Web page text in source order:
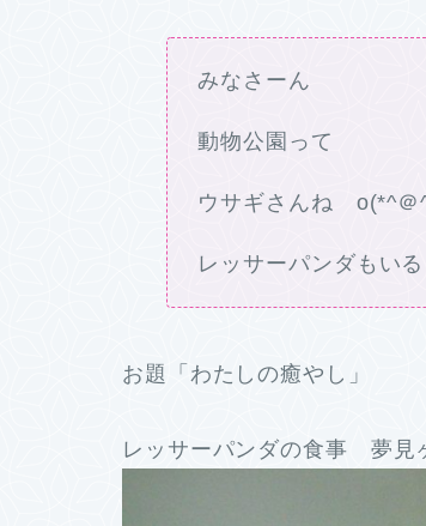
みなさーん
動物公園って
ウサギさんね o(*^＠
レッサーパンダもい
お題「わたしの癒やし」
レッサーパンダの食事 夢